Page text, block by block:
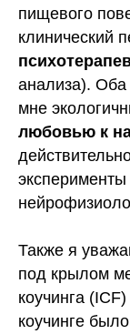
пищевого
клинический
анализа). Оба
мне
любовью к
Также я
под крылом
коучинга
коучинге